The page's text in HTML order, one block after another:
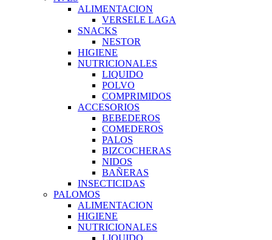
ALIMENTACION
VERSELE LAGA
SNACKS
NESTOR
HIGIENE
NUTRICIONALES
LIQUIDO
POLVO
COMPRIMIDOS
ACCESORIOS
BEBEDEROS
COMEDEROS
PALOS
BIZCOCHERAS
NIDOS
BAÑERAS
INSECTICIDAS
PALOMOS
ALIMENTACION
HIGIENE
NUTRICIONALES
LIQUIDO